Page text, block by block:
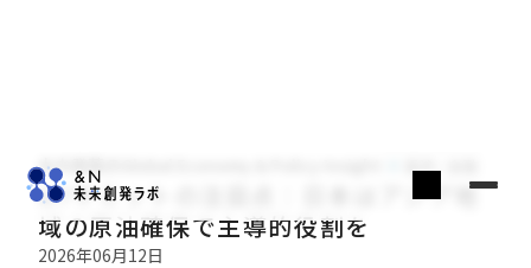
木内登英のGlobal Economy & Policy Insight
G7サミットの注目点：日本はアジア地
域の原油確保で主導的役割を
2026年06月12日